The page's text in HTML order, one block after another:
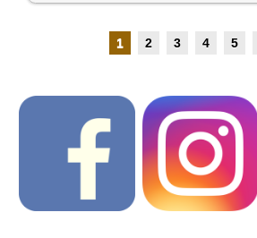
1 2 3 4 5